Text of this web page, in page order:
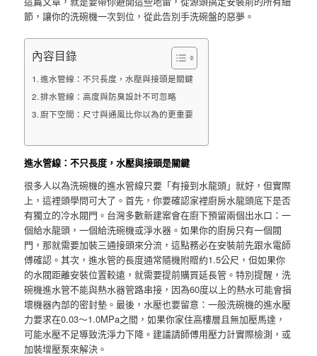
節，讓你的洗碗機一次到位，從此告別手洗碗盤的惡夢。
內容目錄
進水管線：不只長度，水壓與接頭是關鍵
排水管線：高度與防臭設計不可忽略
廚下空間：尺寸與通風比你以為的更重要
進水管線：不只長度，水壓與接頭是關鍵
很多人以為洗碗機的進水管線只要「有接到水龍頭」就好，但實際
上，這裡頭學問可大了。首先，你要確認家裡廚房水龍頭底下是否
有獨立的冷水閥門。台灣多數新建案會在廚下預留兩個出水口：一
個給水龍頭，一個給洗碗機或淨水器。如果你的廚房只有一個閥
門，那就需要加裝三通接頭來分流，這點務必在安裝前先跟水電師
傅確認。其次，進水管的長度通常隨機附贈約1.5公尺，但如果你
的水閥距離安裝位置較遠，就需要提前購買延長管。特別提醒，洗
碗機進水管不能與熱水器管路串接，因為60度以上的熱水可能會損
壞機器內部的密封墊。最後，水壓也要留意：一般洗碗機的進水壓
力要求在0.03～1.0MPa之間，如果你家住高樓層且無加壓馬達，
可能水壓不足導致洗淨力下降。建議請師傅用壓力計實際檢測，或
加裝增壓泵來解決。